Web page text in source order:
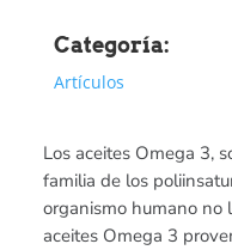
Categoría:
Artículos
Los aceites Omega 3,
familia de los
organismo humano no
aceites Omega 3